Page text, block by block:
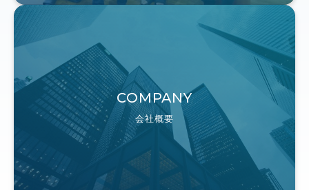
COMPANY
会社概要